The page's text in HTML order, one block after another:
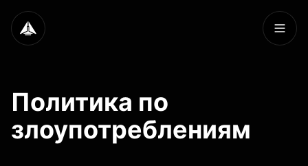
Политика по
злоупотреблениям